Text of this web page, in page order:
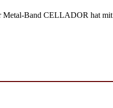
Metal-Band CELLADOR hat